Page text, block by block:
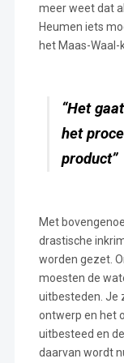
meer weet dat
Heumen iets
het Maas-Waal-
“Het
het
product”
Met
drastische
worden gezet.
moesten de
uitbesteden. Je
ontwerp en het
uitbesteed en
daarvan wordt